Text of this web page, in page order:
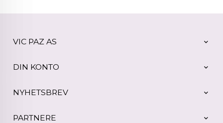
VIC PAZ AS
DIN KONTO
NYHETSBREV
PARTNERE